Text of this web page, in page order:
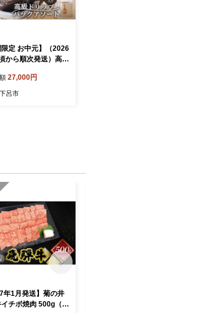
限定 お中元】（2026
から順次発送）高級
トセット（ブルー
ン、ハワイ・コ
御中元
27,000円
呂市
年1月発送】菊の井
ボ焼肉 500g（4